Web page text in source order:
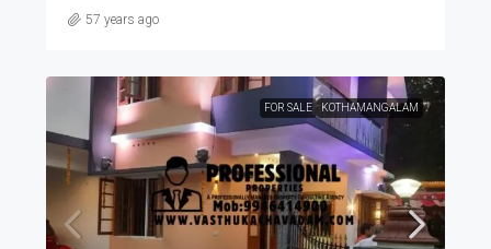
57 years ago
FOR SALE KOTHAMANGALAM